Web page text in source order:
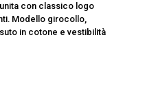
con classico logo
Modello girocollo,
in cotone e vestibilità